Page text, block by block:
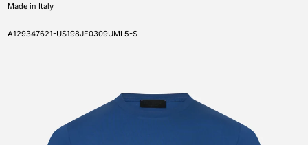
Made in Italy
SKU
A129347621-US198JF0309UML5-S